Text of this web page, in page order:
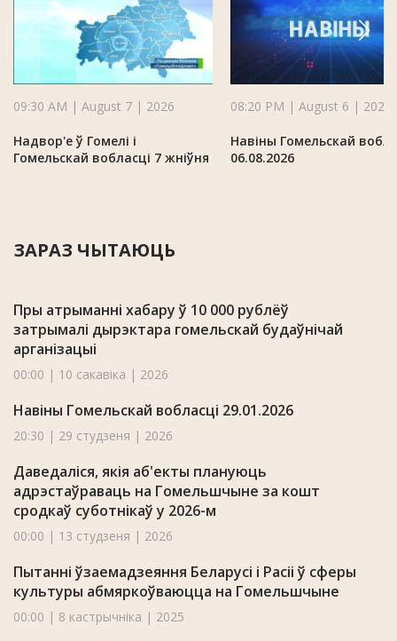
09:30 AM | August 7 | 2026
Надвор'е ў Гомелі і
Гомельскай вобласці 7 жніўня
08:20 PM | August 6 | 2026
Навіны Гомельскай
06.08.2026
ЗАРАЗ ЧЫТАЮЦЬ
Пры атрыманні хабару ў 10 000 рублёў
затрымалі дырэктара гомельскай будаўнічай
арганізацыі
00:00 | 10 сакавіка | 2026
Навіны Гомельскай вобласці 29.01.2026
20:30 | 29 студзеня | 2026
Даведаліся, якія аб'екты плануюць
адрэстаўраваць на Гомельшчыне за кошт
сродкаў суботнікаў у 2026-м
00:00 | 13 студзеня | 2026
Пытанні ўзаемадзеяння Беларусі і Расіі ў сферы
культуры абмяркоўваюцца на Гомельшчыне
00:00 | 8 кастрычніка | 2025